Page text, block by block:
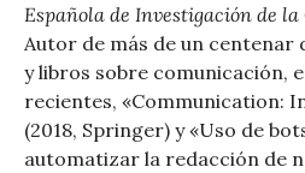
Española de Investigación de
Autor de más de un
y libros sobre comunicación,
recientes, «Communication:
(2018, Springer) y «Uso de
automatizar la redacción de